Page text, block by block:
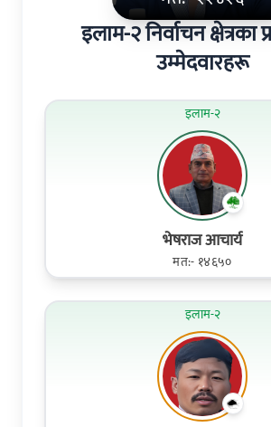
इलाम-२ निर्वाचन क्षेत्रका
उम्मेदवारहरू
इलाम-२
भेषराज आचार्य
मत:- १४६५०
इलाम-२